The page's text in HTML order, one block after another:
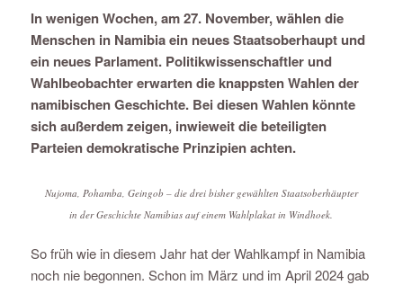
In wenigen Wochen, am 27. November, wählen die
Menschen in Namibia ein neues Staatsoberhaupt und
ein neues Parlament. Politikwissenschaftler und
Wahlbeobachter erwarten die knappsten Wahlen der
namibischen Geschichte. Bei diesen Wahlen könnte
sich außerdem zeigen, inwieweit die beteiligten
Parteien demokratische Prinzipien achten.
Nujoma, Pohamba, Geingob – die drei bisher gewählten Staatsoberhäupter
in der Geschichte Namibias auf einem Wahlplakat in Windhoek.
So früh wie in diesem Jahr hat der Wahlkampf in Namibia
noch nie begonnen. Schon im März und im April 2024 gab